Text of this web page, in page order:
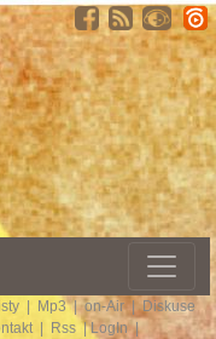
Mp3|on-Air|Diskuse
Rss |LogIn |